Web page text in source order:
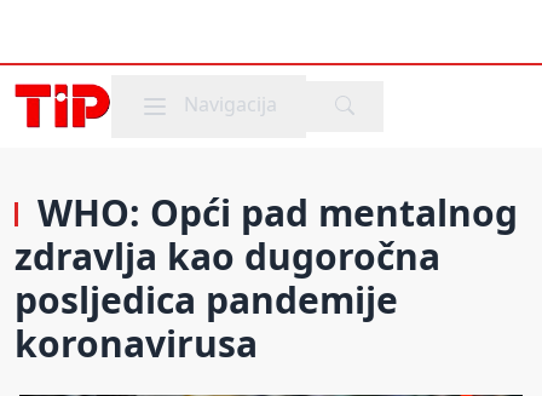
Mobile menu
Navigacija
WHO: Opći pad mentalnog
zdravlja kao dugoročna
posljedica pandemije
koronavirusa